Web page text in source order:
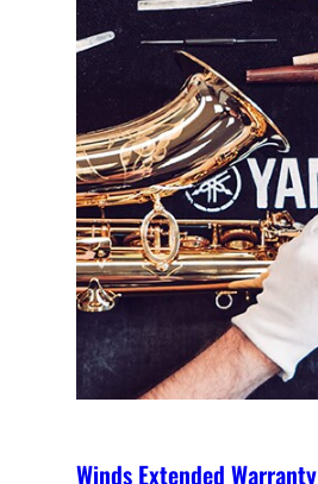
Winds Extended Warranty